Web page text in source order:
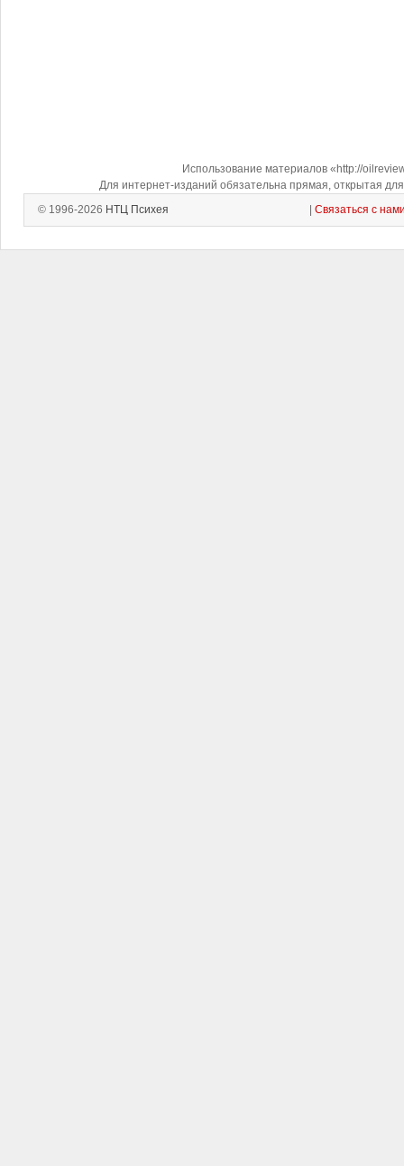
Использование материалов «http://
Для интернет-изданий обязательна прямая, открытая
© 1996-2026 НТЦ Психея Связаться с